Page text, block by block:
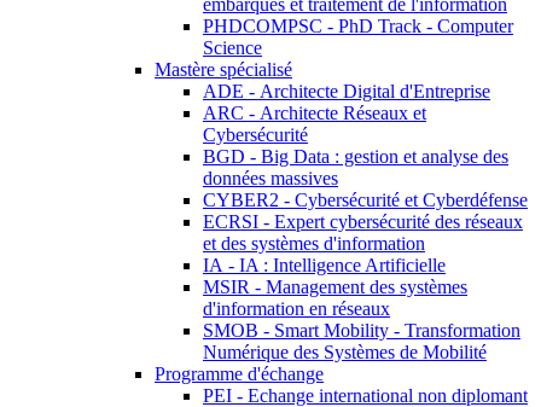
embarqués et traitement de l'information
PHDCOMPSC - PhD Track - Computer
Science
Mastère spécialisé
ADE - Architecte Digital d'Entreprise
ARC - Architecte Réseaux et
Cybersécurité
BGD - Big Data : gestion et analyse des
données massives
CYBER2 - Cybersécurité et Cyberdéfense
ECRSI - Expert cybersécurité des réseaux
et des systèmes d'information
IA - IA : Intelligence Artificielle
MSIR - Management des systèmes
d'information en réseaux
SMOB - Smart Mobility - Transformation
Numérique des Systèmes de Mobilité
Programme d'échange
PEI - Echange international non diplomant